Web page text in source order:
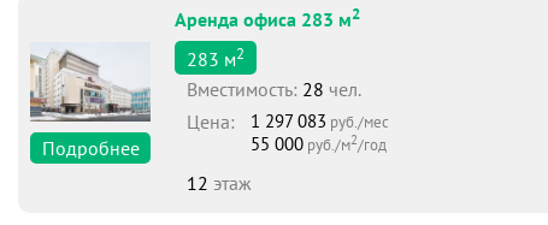
Подробнее
Аренда офиса 283 м2
283 м2
Вместимоcть: 28 чел.
Цена:
1 297 083 руб./мес
55 000 руб./м2/год
12 этаж